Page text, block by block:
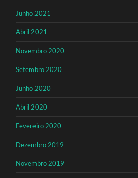
Junho 2021
Abril 2021
Novembro 2020
Setembro 2020
Junho 2020
Abril 2020
Fevereiro 2020
Dezembro 2019
Novembro 2019